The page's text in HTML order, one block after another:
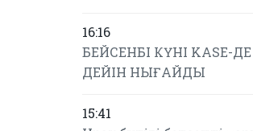
16:16
БЕЙСЕНБІ КҮНІ KASE-
ДЕЙІН НЫҒАЙДЫ
15:41